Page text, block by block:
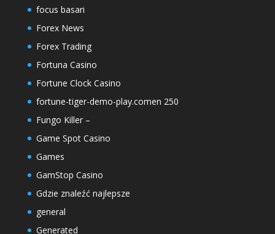
focus basari
Forex News
Forex Trading
Fortuna Casino
Fortune Clock Casino
fortune-tiger-demo-play.comen 250
Fungo Killer –
Game Spot Casino
Games
GamStop Casino
Gdzie znaleźć najlepsze
general
Generated